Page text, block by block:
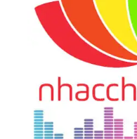
161.
Làm Người,
Phúc, Thông Minh
Đường Rộng
Tốt Không Bằng
197. Mỉm Cười Dưới
Qua Mưa Gió